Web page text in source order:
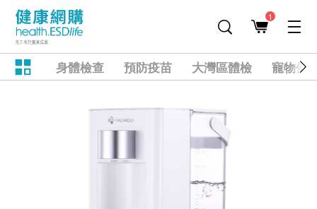
1
身體檢查 預防疫苗 大灣區體檢 寵物健